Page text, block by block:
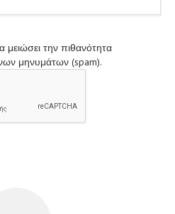
μειώσει την πιθανότητα
μηνυμάτων (spam).